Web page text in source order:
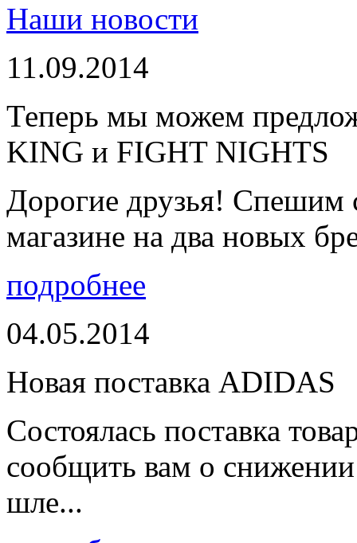
Наши новости
11.09.2014
Теперь мы можем
KING и FIGHT NIGHTS
Дорогие друзья! Спешим
магазине на два новых
подробнее
04.05.2014
Новая поставка ADIDAS
Состоялась поставка
сообщить вам о
шле...